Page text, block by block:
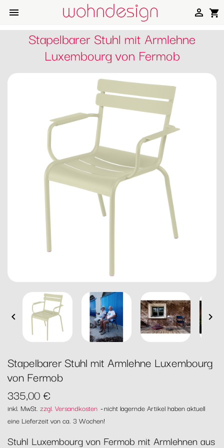
 shopping_cart

Stapelbarer Stuhl mit Armlehne
Luxembourg von Fermob
 
Stapelbarer Stuhl mit Armlehne Luxembourg
von Fermob
335,00 €
inkl. MwSt. zzgl. Versandkosten nicht lagernde Artikel haben aktuell
eine Lieferzeit von ca. 3 Wochen!
Stuhl Luxembourg von Fermob mit Armlehnen aus